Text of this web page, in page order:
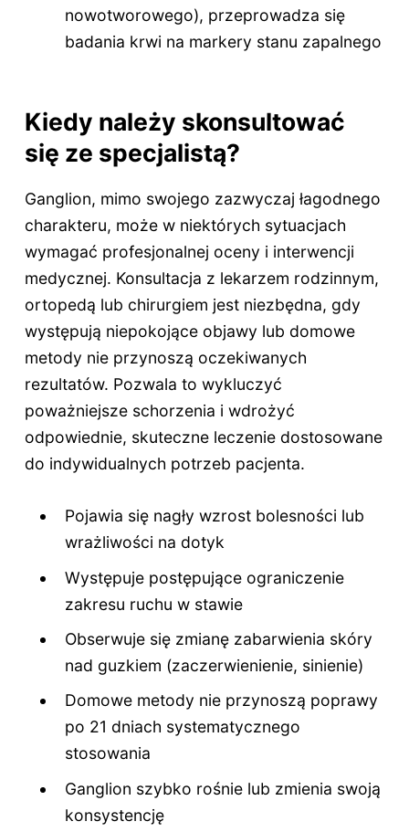
nowotworowego), przeprowadza się
badania krwi na markery stanu zapalnego
Kiedy należy skonsultować
się ze specjalistą?
Ganglion, mimo swojego zazwyczaj łagodnego
charakteru, może w niektórych sytuacjach
wymagać profesjonalnej oceny i interwencji
medycznej. Konsultacja z lekarzem rodzinnym,
ortopedą lub chirurgiem jest niezbędna, gdy
występują niepokojące objawy lub domowe
metody nie przynoszą oczekiwanych
rezultatów. Pozwala to wykluczyć
poważniejsze schorzenia i wdrożyć
odpowiednie, skuteczne leczenie dostosowane
do indywidualnych potrzeb pacjenta.
Pojawia się nagły wzrost bolesności lub
wrażliwości na dotyk
Występuje postępujące ograniczenie
zakresu ruchu w stawie
Obserwuje się zmianę zabarwienia skóry
nad guzkiem (zaczerwienienie, sinienie)
Domowe metody nie przynoszą poprawy
po 21 dniach systematycznego
stosowania
Ganglion szybko rośnie lub zmienia swoją
konsystencję